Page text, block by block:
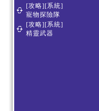
[攻略][系統]
寵物探險隊
[攻略][系統]
精靈武器